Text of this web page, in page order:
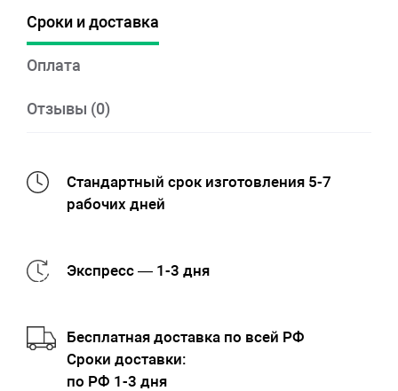
Сроки и доставка
Оплата
Отзывы (0)
Стандартный срок изготовления 5-7
рабочих дней
Экспресс — 1-3 дня
Бесплатная доставка по всей РФ
Cроки доставки:
по РФ 1-3 дня